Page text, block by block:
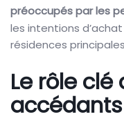
préoccupés par les
les intentions
résidences
Le rôle
accédants